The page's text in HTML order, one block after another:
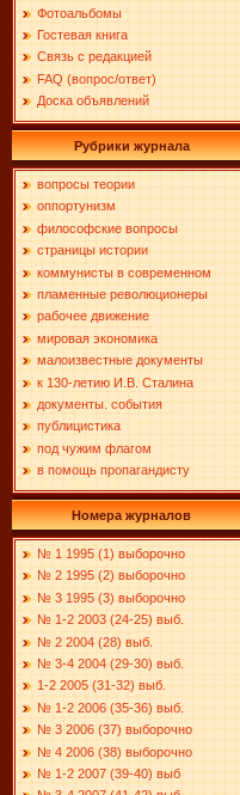
Фотоальбомы
Гостевая книга
Связь с редакцией
FAQ (вопрос/ответ)
Доска объявлений
Рубрики журнала
вопросы теории
оппортунизм
философские вопросы
страницы истории
коммунисты в современном
пламенные революционеры
рабочее движение
мировая экономика
малоизвестные документы
к 130-летию И.В. Сталина
документы. события
публицистика
под чужим флагом
в помощь пропагандисту
Номера журналов
№ 1 1995 (1) выборочно
№ 2 1995 (2) выборочно
№ 3 1995 (3) выборочно
№ 1-2 2003 (24-25) выб.
№ 2 2004 (28) выб.
№ 3-4 2004 (29-30) выб.
1-2 2005 (31-32) выб.
№ 1-2 2006 (35-36) выб.
№ 3 2006 (37) выборочно
№ 4 2006 (38) выборочно
№ 1-2 2007 (39-40) выб